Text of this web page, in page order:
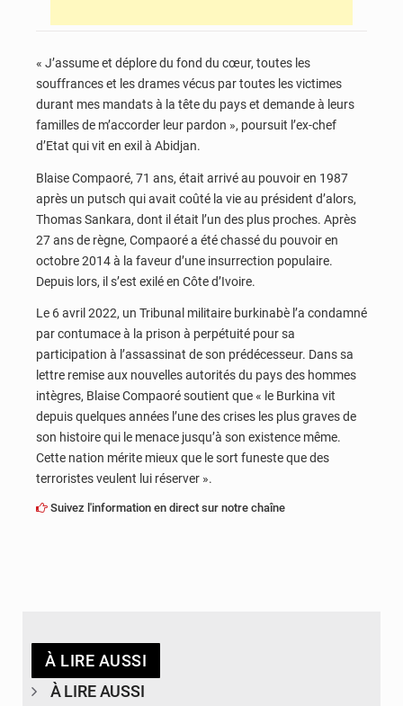
« J’assume et déplore du fond du cœur, toutes les
souffrances et les drames vécus par toutes les victimes
durant mes mandats à la tête du pays et demande à leurs
familles de m’accorder leur pardon », poursuit l’ex-chef
d’Etat qui vit en exil à Abidjan.
Blaise Compaoré, 71 ans, était arrivé au pouvoir en 1987
après un putsch qui avait coûté la vie au président d’alors,
Thomas Sankara, dont il était l’un des plus proches. Après
27 ans de règne, Compaoré a été chassé du pouvoir en
octobre 2014 à la faveur d’une insurrection populaire.
Depuis lors, il s’est exilé en Côte d’Ivoire.
Le 6 avril 2022, un Tribunal militaire burkinabè l’a condamné
par contumace à la prison à perpétuité pour sa
participation à l’assassinat de son prédécesseur. Dans sa
lettre remise aux nouvelles autorités du pays des hommes
intègres, Blaise Compaoré soutient que « le Burkina vit
depuis quelques années l’une des crises les plus graves de
son histoire qui le menace jusqu’à son existence même.
Cette nation mérite mieux que le sort funeste que des
terroristes veulent lui réserver ».
Suivez l'information en direct sur notre chaîne
À LIRE AUSSI
À LIRE AUSSI